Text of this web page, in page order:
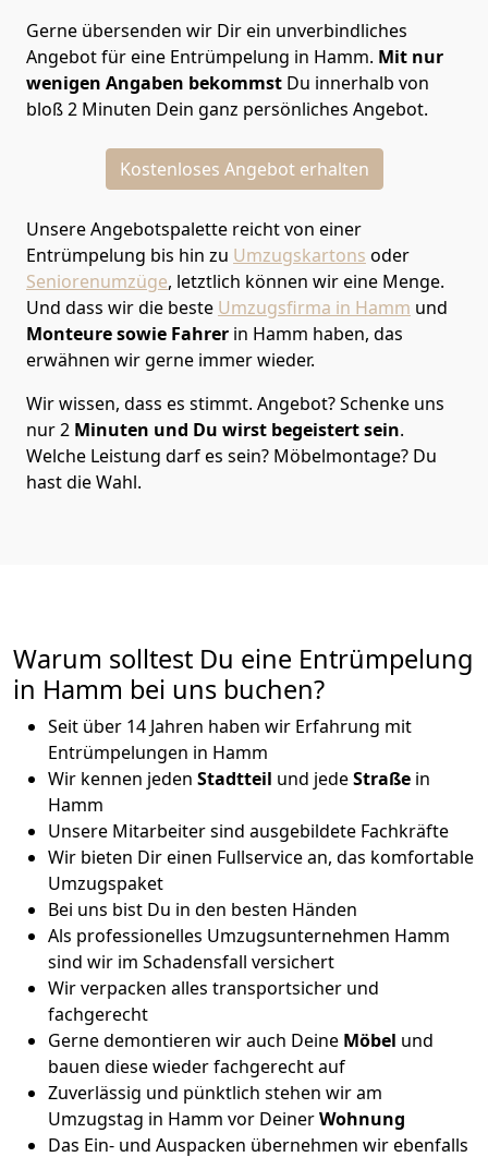
Gerne übersenden wir Dir ein unverbindliches
Angebot für eine Entrümpelung in Hamm. Mit nur
wenigen Angaben bekommst Du innerhalb von
bloß 2 Minuten Dein ganz persönliches Angebot.
Kostenloses Angebot erhalten
Unsere Angebotspalette reicht von einer
Entrümpelung bis hin zu Umzugskartons oder
Seniorenumzüge, letztlich können wir eine Menge.
Und dass wir die beste Umzugsfirma in Hamm und
Monteuresowie Fahrer in Hamm haben, das
erwähnen wir gerne immer wieder.
Wir wissen, dass es stimmt. Angebot? Schenke uns
nur 2 Minuten und Du wirst begeistert sein.
Welche Leistung darf es sein? Möbelmontage? Du
hast die Wahl.
Warum solltest Du eine Entrümpelung
in Hamm bei uns buchen?
Seit über 14 Jahren haben wir Erfahrung mit
Entrümpelungen in Hamm
Wir kennen jeden Stadtteil und jedeStraße in
Hamm
Unsere Mitarbeiter sind ausgebildete Fachkräfte
Wir bieten Dir einen Fullservice an, das komfortable
Umzugspaket
Bei uns bist Du in den besten Händen
Als professionelles Umzugsunternehmen Hamm
sind wir im Schadensfall versichert
Wir verpacken alles transportsicher und
fachgerecht
Gerne demontieren wir auch Deine Möbel und
bauen diese wieder fachgerecht auf
Zuverlässig und pünktlich stehen wir am
Umzugstag in Hamm vor DeinerWohnung
Das Ein- und Auspacken übernehmen wir ebenfalls